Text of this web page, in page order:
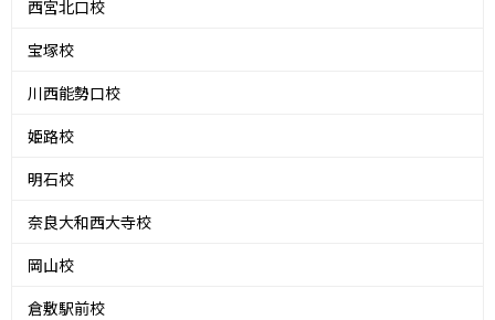
西宮北口校
宝塚校
川西能勢口校
姫路校
明石校
奈良大和西大寺校
岡山校
倉敷駅前校